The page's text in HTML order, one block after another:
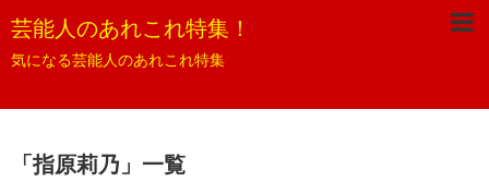
芸能人のあれこれ特集！
気になる芸能人のあれこれ特集
「 指原莉乃 」 一覧